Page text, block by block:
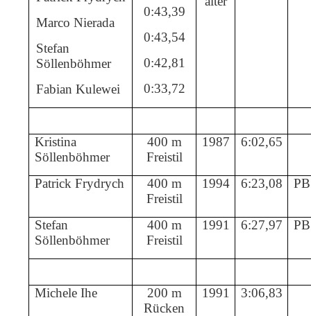
Marco Nierada
Stefan
Söllenböhmer
Fabian Kulewei
0:43,39
0:43,54
0:42,81
0:33,72
Kristina
Söllenböhmer
400 m
Freistil
1987 6:02,65
Patrick Frydrych
400 m
Freistil
1994 6:23,08 PB
Stefan
Söllenböhmer
400 m
Freistil
1991 6:27,97 PB
Michele Ihe
200 m
Rücken
1991 3:06,83